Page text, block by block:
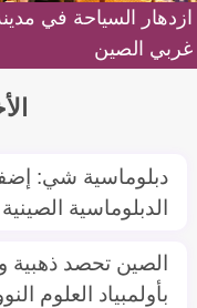
ازدهار السياحة في
غربي الصين
دبلوماسية شي:
الدبلوماسية الصينية
الصين تحصد
بأولمبياد العلوم